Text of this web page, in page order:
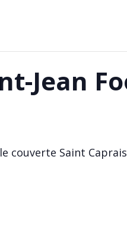
Jean
couverte Saint